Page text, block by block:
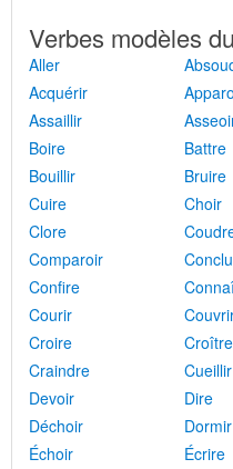
Verbes modèles
Aller
Acquérir
Assaillir
Boire
Battre
Bouillir
Bruire
Cuire
Choir
Clore
Comparoir
Confire
Courir
Croire
Croître
Craindre
Cueillir
Devoir
Dire
Déchoir
Dormir
Échoir
Écrire